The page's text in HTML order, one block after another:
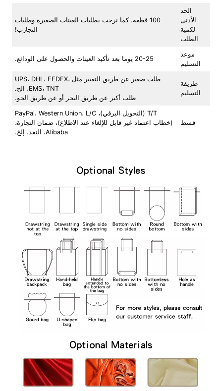
الحد
الأدنى
لكمية
الطلب
100 قطعة. كما نرحب بطلبات العينات الصغيرة وطلبات
التجارب!
موعد
التسليم
20-25 يوما بعد تأكيد العينات والحصول على الودائع.
طريقة
التسليم
طلب صغير عن طريق التعبير مثل UPS، DHL، FEDEX،
EMS، TNT، الخ.
طلب أكبر عن طريق البحر أو عن طريق الجو.
قسط
T/T (التحويل البرقي)، PayPal، Western Union، L/C
(خطاب اعتماد غير قابل للإلغاء عند الاطلاع)، ضمان التجارة،
Alibaba، النقد، إلخ.